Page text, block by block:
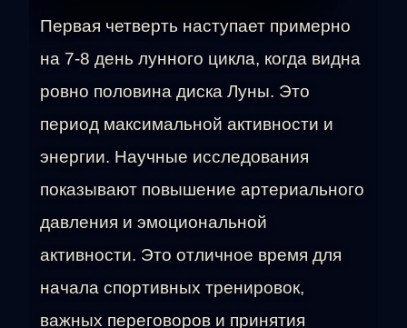
Первая четверть наступает примерно
на 7-8 день лунного цикла, когда видна
ровно половина диска Луны. Это
период максимальной активности и
энергии. Научные исследования
показывают повышение артериального
давления и эмоциональной
активности. Это отличное время для
начала спортивных тренировок,
важных переговоров и принятия